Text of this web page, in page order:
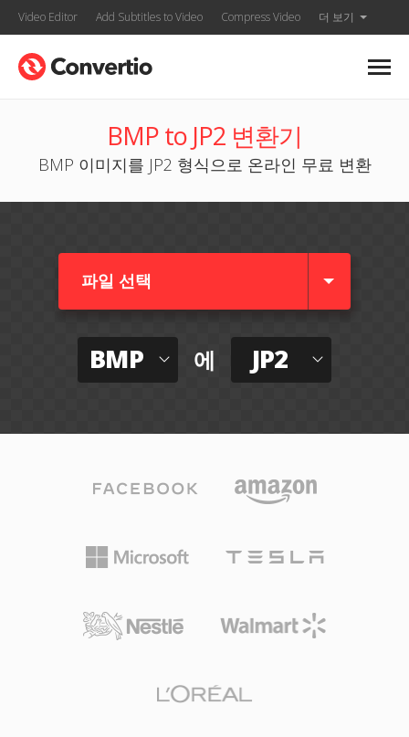
Video Editor Add Subtitles to Video Compress Video 더 보기
BMP to JP2 변환기
BMP 이미지를 JP2 형식으로 온라인 무료 변환
파일 선택
BMP 에 JP2